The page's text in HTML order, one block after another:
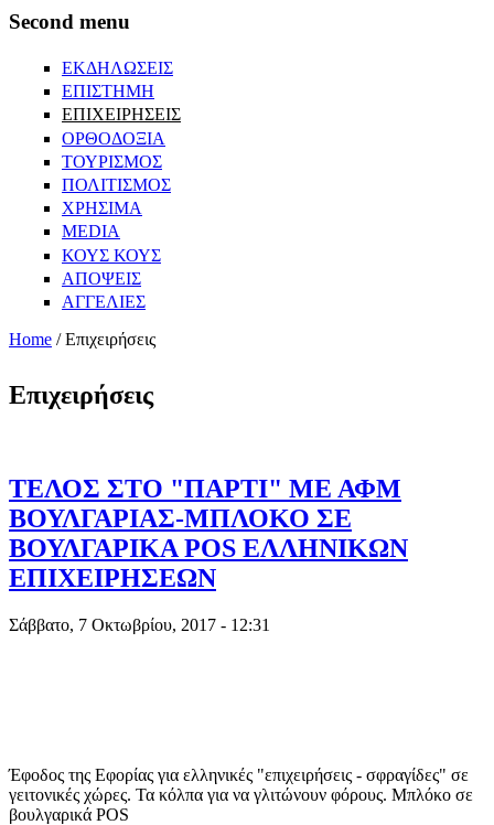
Second menu
ΕΚΔΗΛΩΣΕΙΣ
ΕΠΙΣΤΗΜΗ
ΕΠΙΧΕΙΡΗΣΕΙΣ
ΟΡΘΟΔΟΞΙΑ
ΤΟΥΡΙΣΜΟΣ
ΠΟΛΙΤΙΣΜΟΣ
ΧΡΗΣΙΜΑ
MEDIA
ΚΟΥΣ ΚΟΥΣ
ΑΠΟΨΕΙΣ
ΑΓΓΕΛΙΕΣ
Home / Eπιχειρήσεις
Eπιχειρήσεις
ΤΕΛΟΣ ΣΤΟ "ΠΑΡΤΙ" ΜΕ ΑΦΜ
ΒΟΥΛΓΑΡΙΑΣ-ΜΠΛΟΚΟ ΣΕ
ΒΟΥΛΓΑΡΙΚΑ POS ΕΛΛΗΝΙΚΩΝ
ΕΠΙΧΕΙΡΗΣΕΩΝ
Σάββατο, 7 Οκτωβρίου, 2017 - 12:31
Έφοδος της Εφορίας για ελληνικές "επιχειρήσεις - σφραγίδες" σε
γειτονικές χώρες. Τα κόλπα για να γλιτώνουν φόρους. Μπλόκο σε
βουλγαρικά POS